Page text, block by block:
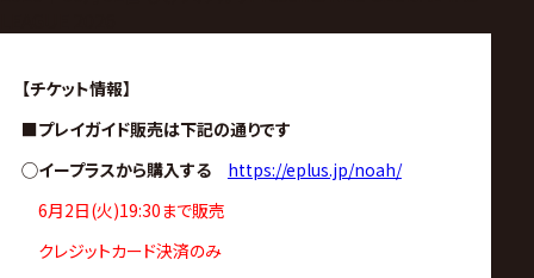
ロ
レ
ス
【チケット情報】
■プレイガイド販売は下記の通りです
◯イープラスから購入する
https://eplus.jp/noah/
6月2日(火)19:30まで販売
クレジットカード決済のみ